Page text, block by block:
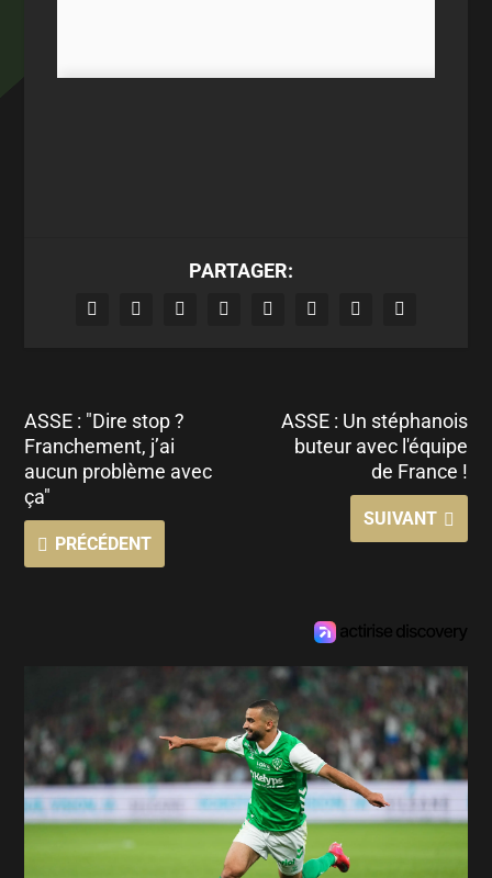
PARTAGER:
ASSE : "Dire stop ?
Franchement, j’ai
aucun problème avec
ça"
PRÉCÉDENT
ASSE : Un stéphanois
buteur avec l'équipe
de France !
SUIVANT